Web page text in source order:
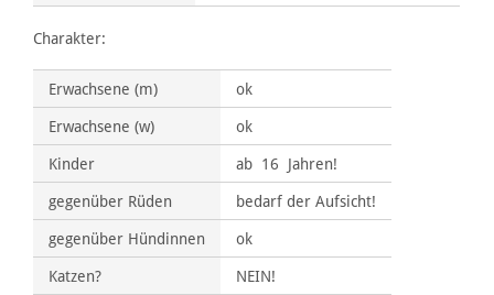
Charakter:
Erwachsene (m)
ok
Erwachsene (w)
ok
Kinder
ab 16 Jahren!
gegenüber Rüden
bedarf der Aufsicht!
gegenüber Hündinnen
ok
Katzen?
NEIN!